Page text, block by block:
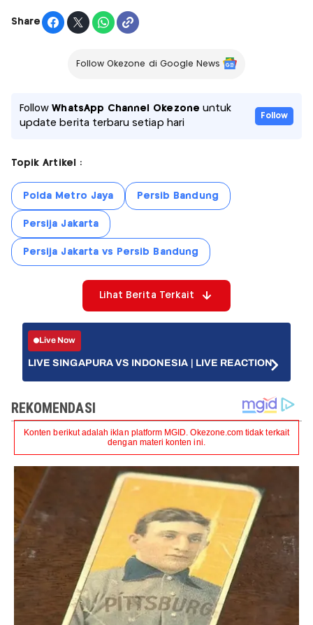
Share
Follow Okezone di Google News
FollowWhatsApp Channel Okezone untuk
update berita terbaru setiap hari
Follow
Topik Artikel :
Polda Metro Jaya Persib Bandung
Persija Jakarta
Persija Jakarta vs Persib Bandung
Lihat Berita Terkait
Live Now
LIVE SINGAPURA VS INDONESIA | LIVE REACTION